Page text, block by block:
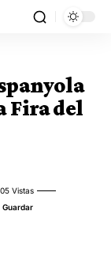
Fira del
Vistas